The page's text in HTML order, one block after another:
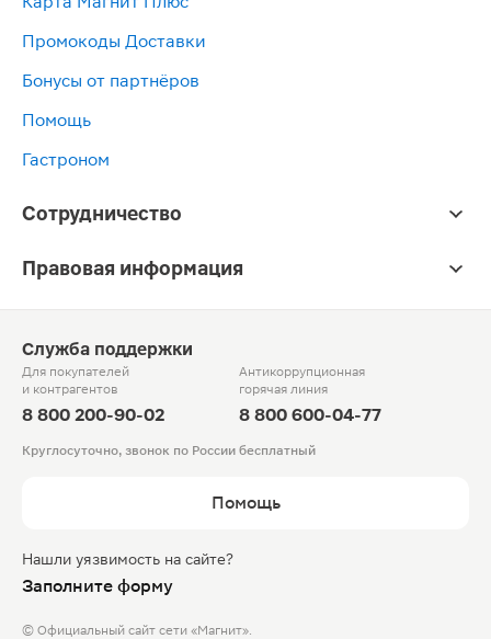
Промокоды Доставки
Бонусы от партнёров
Помощь
Гастроном
Сотрудничество
Правовая информация
Служба поддержки
Для покупателей
и контрагентов
8 800 200-90-02
Антикоррупционная
горячая линия
8 800 600-04-77
Круглосуточно, звонок по России бесплатный
Помощь
Нашли уязвимость на сайте?
Заполните форму
© Официальный сайт сети «Магнит».